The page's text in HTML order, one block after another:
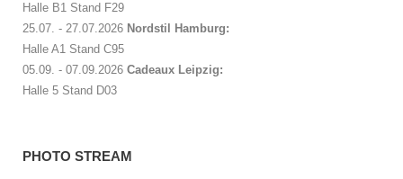
Halle B1 Stand F29
25.07. - 27.07.2026 Nordstil Hamburg:
Halle A1 Stand C95
05.09. - 07.09.2026 Cadeaux Leipzig:
Halle 5 Stand D03
PHOTO STREAM